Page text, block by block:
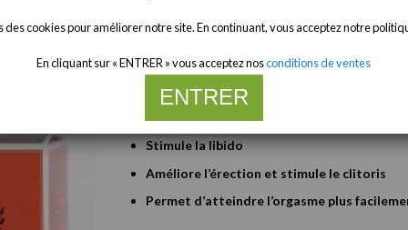
Bois Bandé d’Amazonie |
12,50€
POINTS FORTS:
Stimule la libido
Améliore l’érection et stimule le clitoris
Permet d’atteindre l’orgasme plus
des cookies pour améliorer notre site. En continuant, vous acceptez notre
En cliquant sur « ENTRER » vous acceptez nosconditions de ventes
Merci de votre compréhension
ENTRER